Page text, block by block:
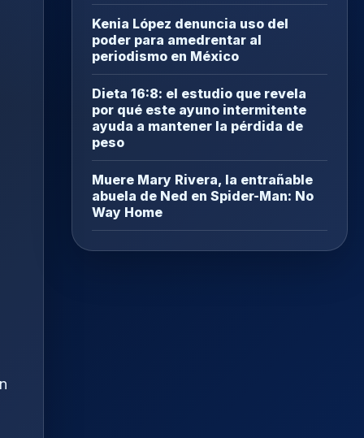
Kenia López denuncia uso del
poder para amedrentar al
periodismo en México
Dieta 16:8: el estudio que revela
por qué este ayuno intermitente
ayuda a mantener la pérdida de
peso
Muere Mary Rivera, la entrañable
abuela de Ned en Spider-Man: No
Way Home